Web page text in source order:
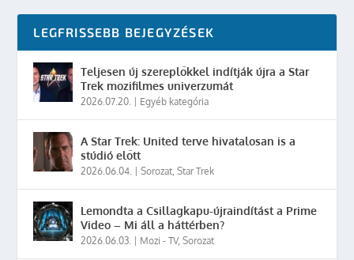
LEGFRISSEBB BEJEGYZÉSEK
Teljesen új szereplőkkel indítják újra a Star
Trek mozifilmes univerzumát
2026.07.20. | Egyéb kategória
A Star Trek: United terve hivatalosan is a
stúdió előtt
2026.06.04. |Sorozat ,Star Trek
Lemondta a Csillagkapu-újraindítást a Prime
Video – Mi áll a háttérben?
2026.06.03. | Mozi - TV,Sorozat